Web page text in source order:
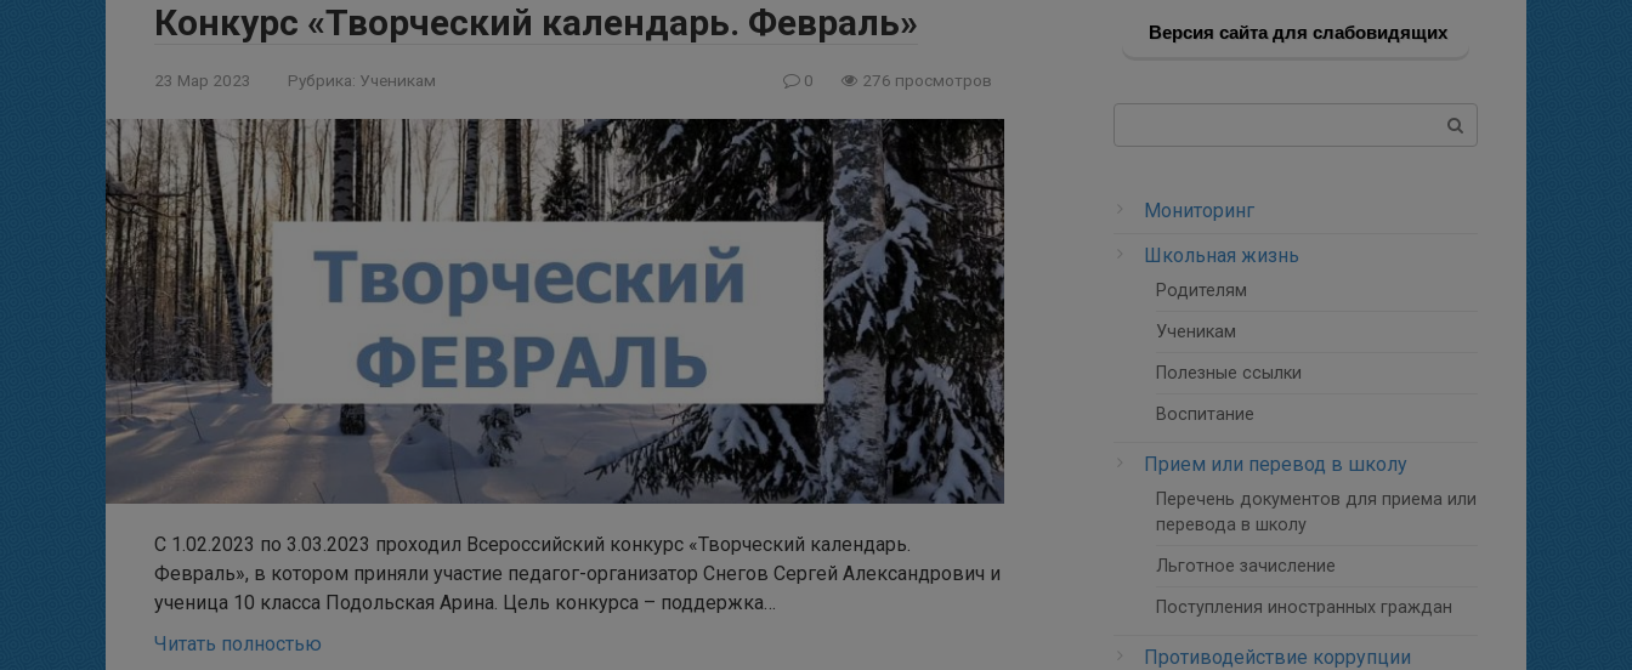
Конкурс «Творческий календарь. Февраль»
23 Мар 2023 Рубрика: Ученикам 0 276 просмотров
С 1.02.2023 по 3.03.2023 проходил Всероссийский конкурс «Творческий календарь.
Февраль», в котором приняли участие педагог-организатор Снегов Сергей Александрович и
ученица 10 класса Подольская Арина. Цель конкурса – поддержка…
Читать полностью
Версия сайта для слабовидящих
Мониторинг
Школьная жизнь
Родителям
Ученикам
Полезные ссылки
Воспитание
Прием или перевод в школу
Перечень документов для приема или
перевода в школу
Льготное зачисление
Поступления иностранных граждан
Противодействие коррупции